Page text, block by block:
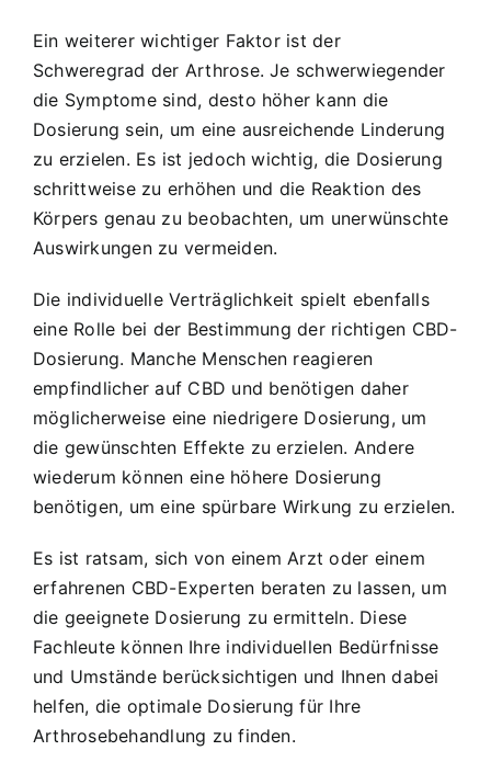
Ein weiterer wichtiger Faktor ist der
Schweregrad der Arthrose. Je schwerwiegender
die Symptome sind, desto höher kann die
Dosierung sein, um eine ausreichende Linderung
zu erzielen. Es ist jedoch wichtig, die Dosierung
schrittweise zu erhöhen und die Reaktion des
Körpers genau zu beobachten, um unerwünschte
Auswirkungen zu vermeiden.
Die individuelle Verträglichkeit spielt ebenfalls
eine Rolle bei der Bestimmung der richtigen CBD-
Dosierung. Manche Menschen reagieren
empfindlicher auf CBD und benötigen daher
möglicherweise eine niedrigere Dosierung, um
die gewünschten Effekte zu erzielen. Andere
wiederum können eine höhere Dosierung
benötigen, um eine spürbare Wirkung zu erzielen.
Es ist ratsam, sich von einem Arzt oder einem
erfahrenen CBD-Experten beraten zu lassen, um
die geeignete Dosierung zu ermitteln. Diese
Fachleute können Ihre individuellen Bedürfnisse
und Umstände berücksichtigen und Ihnen dabei
helfen, die optimale Dosierung für Ihre
Arthrosebehandlung zu finden.